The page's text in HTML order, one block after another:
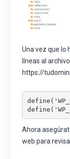
Una vez que lo
líneas al
https://
Ahora
web para